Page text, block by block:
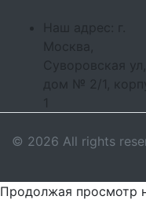
Наш адрес: г.
Москва,
Суворовская ул,
дом № 2/1,
© 2026 All rights
Продолжая просмотр